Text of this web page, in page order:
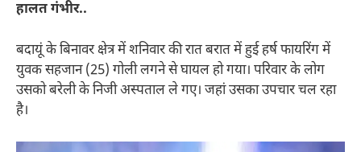
हालत गंभीर..
बदायूं के बिनावर क्षेत्र में शनिवार की रात बरात में हुई हर्ष फायरिंग में
युवक सहजान (25) गोली लगने से घायल हो गया। परिवार के लोग
उसको बरेली के निजी अस्पताल ले गए। जहां उसका उपचार चल रहा
है।